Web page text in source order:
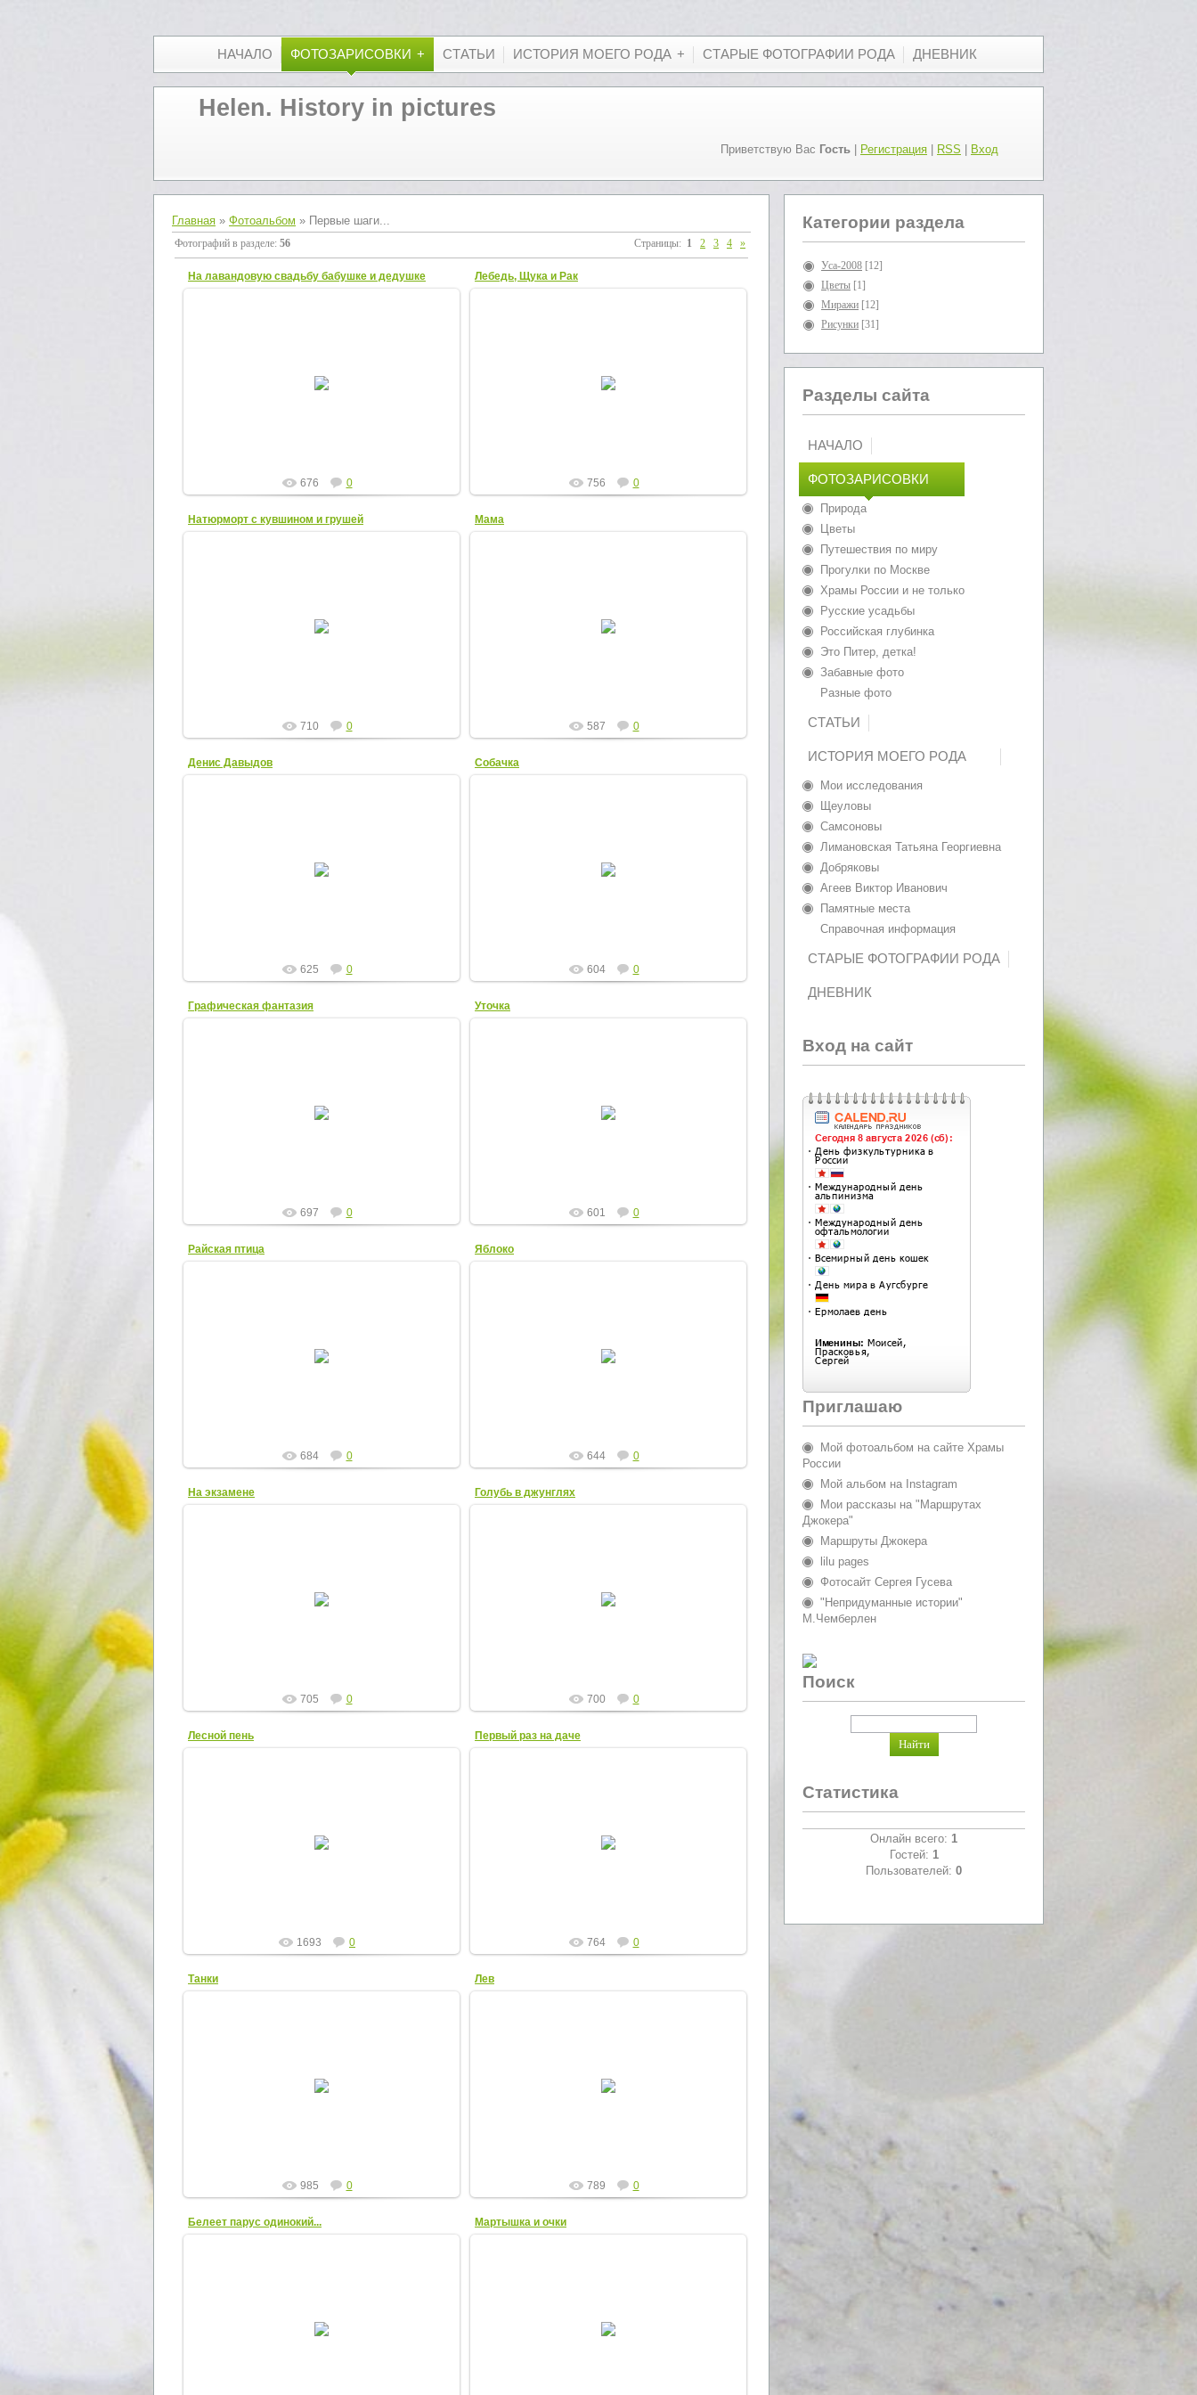
НАЧАЛО ФОТОЗАРИСОВКИ СТАТЬИ ИСТОРИЯ МОЕГО РОДА СТАРЫЕ ФОТОГРАФИИ РОДА ДНЕВНИК
Helen. History in pictures
Приветствую Вас Гость Регистрация RSS Вход
Главная » Фотоальбом » Первые шаги...
Фотографий в разделе: 56 Страницы: 1 2 3 4 »
На лавандовую свадьбу бабушке и дедушке
На лавандовую свадьбу бабушке и дедушке
676 0
Лебедь, Щука и Рак
Лебедь, Щука и Рак
756 0
Натюрморт с кувшином и грушей
Натюрморт с кувшином и грушей
710 0
Мама
Мама
587 0
Денис Давыдов
Денис Давыдов
625 0
Собачка
Собачка
604 0
Графическая фантазия
Графическая фантазия
697 0
Уточка
Уточка
601 0
Райская птица
Городецкая роспись
Райская птица
684 0
Яблоко
Яблоко
644 0
На экзамене
На экзамене
705 0
Голубь в джунглях
700 0
Лесной пень
1693 0
Первый раз на даче
764 0
Танки
985 0
Лев
Лев (пастель)
789 0
Белеет парус одинокий... Мартышка и очки
Мартышка и очки
Категории раздела
Уса-2008 [12]
Цветы [1]
Миражи [12]
Рисунки [31]
Разделы сайта
НАЧАЛО
ФОТОЗАРИСОВКИ
Природа
Цветы
Путешествия по миру
Прогулки по Москве
Храмы России и не только
Русские усадьбы
Российская глубинка
Это Питер, детка!
Забавные фото
Разные фото
СТАТЬИ
ИСТОРИЯ МОЕГО РОДА
Мои исследования
Щеуловы
Самсоновы
Лимановская Татьяна Георгиевна
Добряковы
Агеев Виктор Иванович
Памятные места
Справочная информация
СТАРЫЕ ФОТОГРАФИИ РОДА
ДНЕВНИК
Вход на сайт
Приглашаю
Мой фотоальбом на сайте Храмы
России
Мой альбом на Instagram
Мои рассказы на "Маршрутах
Джокера"
Маршруты Джокера
lilu pages
Фотосайт Сергея Гусева
"Непридуманные истории"
М.Чемберлен
Поиск
Статистика
Онлайн всего: 1
Гостей: 1
Пользователей: 0